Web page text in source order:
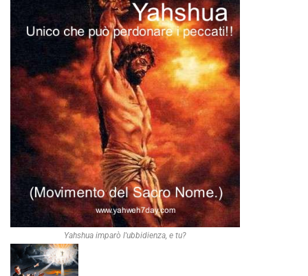
Yahshua imparò l'ubbidienza, e tu?